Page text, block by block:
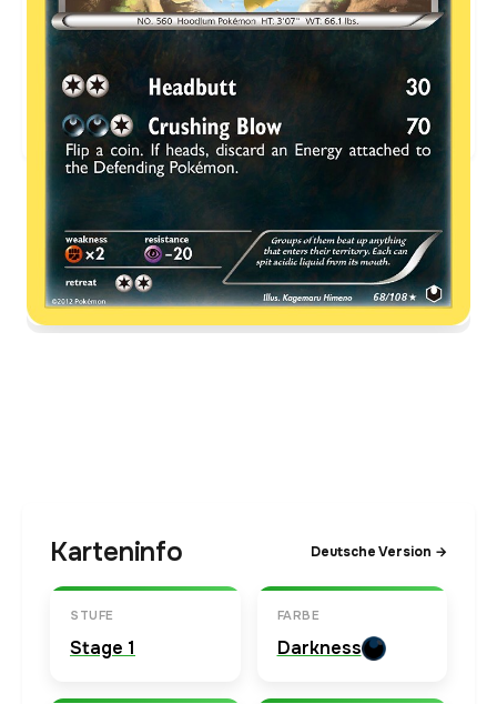
€2,45
Preise werden täglich aktualisiert.
Karteninfo Deutsche Version →
STUFE
Stage 1
FARBE
Darkness